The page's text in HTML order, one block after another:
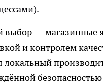
выбор — магазинные
и контролем
локальный